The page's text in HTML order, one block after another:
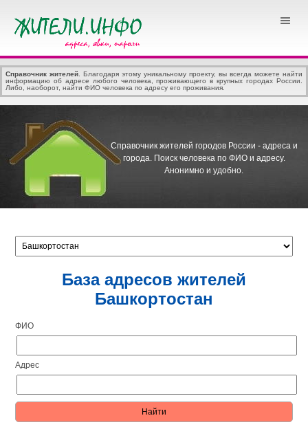
Справочник жителей . Благодаря этому уникальному проекту, вы всегда можете найти
информацию об адресе любого человека, проживающего в крупных городах России.
Либо, наоборот, найти ФИО человека по адресу его проживания.
Справочник жителей городов России - адреса и
города. Поиск человека по ФИО и адресу.
Анонимно и удобно.
База адресов жителей
Башкортостан
ФИО
Адрес